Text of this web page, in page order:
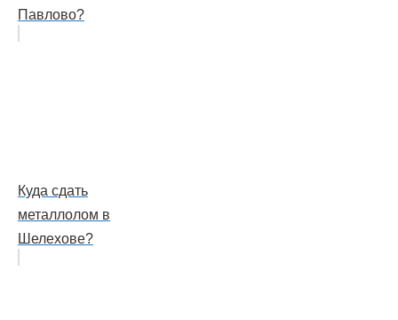
Павлово?
Куда сдать
металлолом в
Шелехове?